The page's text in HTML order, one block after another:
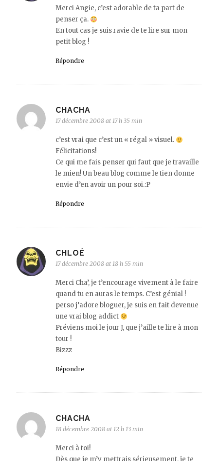
Merci Angie, c’est adorable de ta part de
penser ça.
En tout cas je suis ravie de te lire sur mon
petit blog !
Répondre
CHACHA
17 décembre 2008 at 17 h 35 min
c’est vrai que c’est un « régal » visuel.
Félicitations!
Ce qui me fais penser qui faut que je travaille
le mien! Un beau blog comme le tien donne
envie d’en avoir un pour soi.:P
Répondre
CHLOÉ
17 décembre 2008 at 18 h 55 min
Merci Cha’, je t’encourage vivement à le faire
quand tu en auras le temps. C’est génial !
perso j’adore bloguer, je suis en fait devenue
une vrai blog addict
Préviens moi le jour J, que j’aille te lire à mon
tour !
Bizzz
Répondre
CHACHA
18 décembre 2008 at 12 h 13 min
Merci à toi!